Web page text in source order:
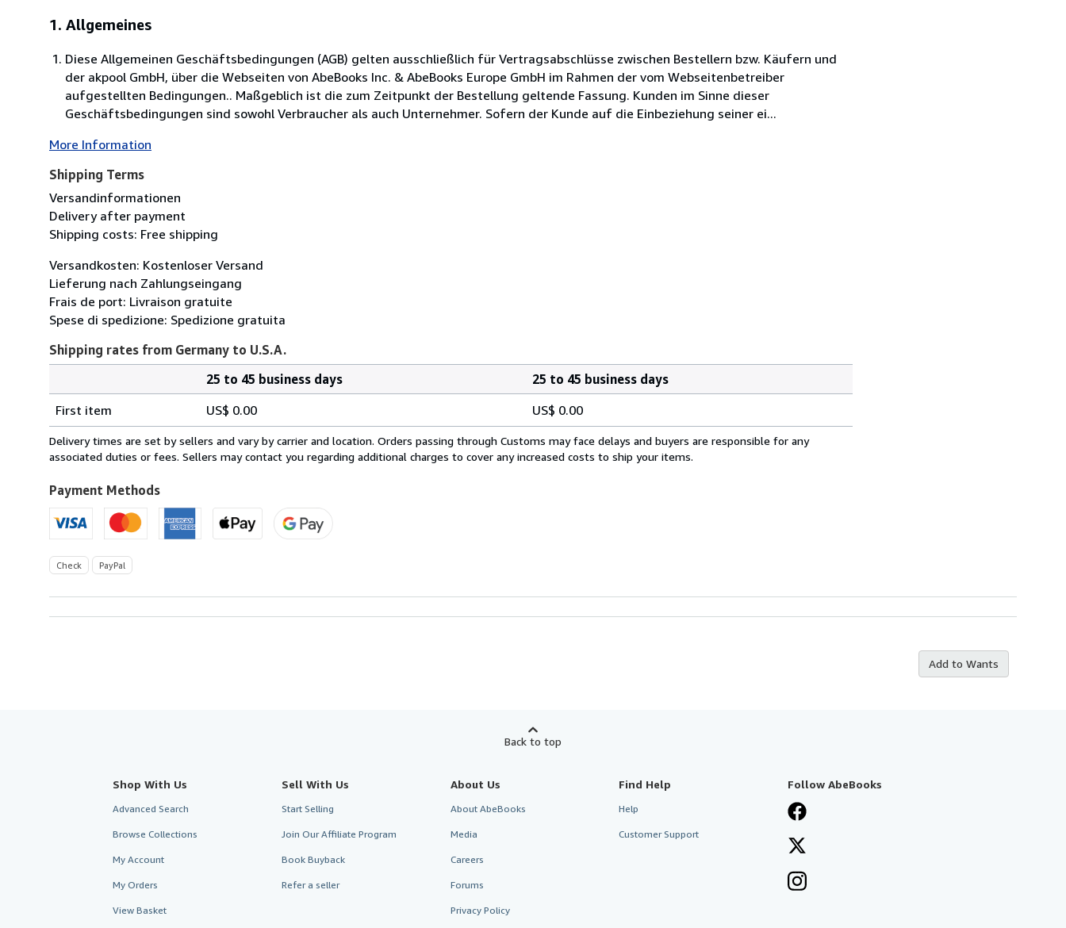
1. Allgemeines
Diese Allgemeinen Geschäftsbedingungen (AGB) gelten ausschließlich für Vertragsabschlüsse zwischen Bestellern bzw. Käufern und
der akpool GmbH, über die Webseiten von AbeBooks Inc. & AbeBooks Europe GmbH im Rahmen der vom Webseitenbetreiber
aufgestellten Bedingungen.. Maßgeblich ist die zum Zeitpunkt der Bestellung geltende Fassung. Kunden im Sinne dieser
Geschäftsbedingungen sind sowohl Verbraucher als auch Unternehmer. Sofern der Kunde auf die Einbeziehung seiner ei...
More Information
Shipping Terms
Versandinformationen
Delivery after payment
Shipping costs: Free shipping
Versandkosten: Kostenloser Versand
Lieferung nach Zahlungseingang
Frais de port: Livraison gratuite
Spese di spedizione: Spedizione gratuita
Shipping rates from Germany to U.S.A.
Shipping
rates
from
Germany
U.S.A.
quantity
25 to 45 business days
25 to 45 business days
First item
US$ 0.00 US$ 0.00
Delivery times are set by sellers and vary by carrier and location. Orders passing through Customs may face delays and buyers are responsible for any
associated duties or fees. Sellers may contact you regarding additional charges to cover any increased costs to ship your items.
Payment Methods
Check PayPal
Add to Wants
Back to top
Shop With Us
Advanced Search
Browse Collections
My Account
My Orders
View Basket
Sell With Us
Start Selling
Join Our Affiliate Program
Book Buyback
Refer a seller
About Us
About AbeBooks
Media
Careers
Forums
Privacy Policy
Find Help
Help
Customer Support
Follow AbeBooks